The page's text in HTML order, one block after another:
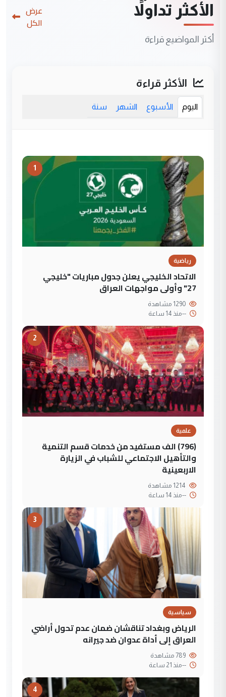
الأكثر تداولاً
أكثر المواضيع قراءة
عرض
الكل
الأكثر قراءة
اليوم الأسبوع الشهر سنة
1
رياضية
الاتحاد الخليجي يعلن جدول مباريات "خليجي
27" وأولى مواجهات العراق
--منذ 14 ساعة
2
علمية
(796) الف مستفيد من خدمات قسم التنمية
والتأهيل الاجتماعي للشباب في الزيارة
الاربعينية
--منذ 14 ساعة
3
سياسية
الرياض وبغداد تناقشان ضمان عدم تحول أراضي
العراق إلى أداة عدوان ضد جيرانه
--منذ 21 ساعة
4